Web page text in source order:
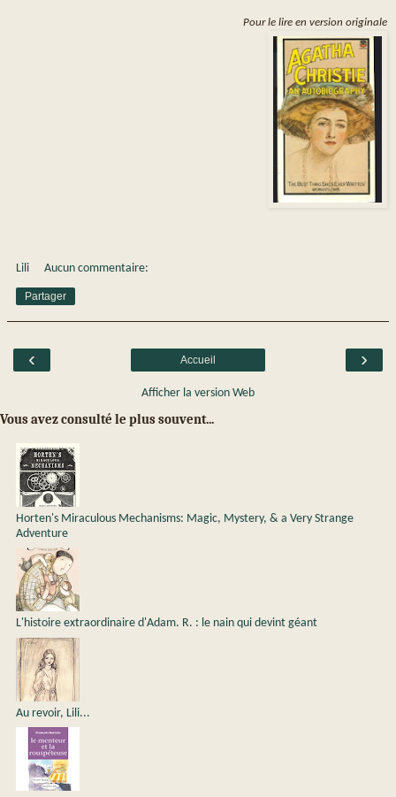
Pour le lire en version originale
Lili Aucun commentaire:
Partager
‹ ›
Accueil
Afficher la version Web
Vous avez consulté le plus souvent...
Horten's Miraculous Mechanisms: Magic, Mystery, & a Very Strange
Adventure
L'histoire extraordinaire d'Adam. R. : le nain qui devint géant
Au revoir, Lili...